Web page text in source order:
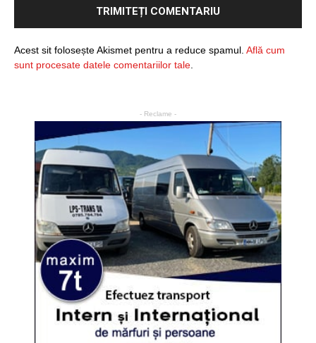
Acest sit folosește Akismet pentru a reduce spamul. Află cum
sunt procesate datele comentariilor tale
- Reclame -